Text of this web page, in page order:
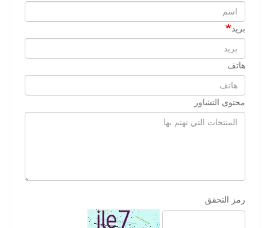
بريد
هاتف
محتوى التشاور
رمز التحقق